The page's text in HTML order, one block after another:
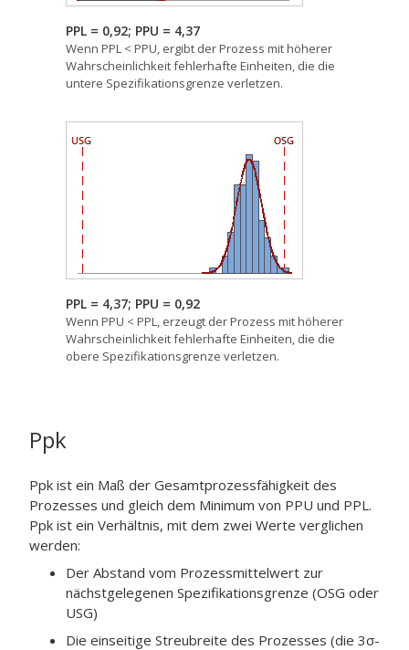
PPL = 0,92; PPU = 4,37
Wenn PPL < PPU, ergibt der Prozess mit höherer
Wahrscheinlichkeit fehlerhafte Einheiten, die die
untere Spezifikationsgrenze verletzen.
PPL = 4,37; PPU = 0,92
Wenn PPU < PPL, erzeugt der Prozess mit höherer
Wahrscheinlichkeit fehlerhafte Einheiten, die die
obere Spezifikationsgrenze verletzen.
Ppk
Ppk ist ein Maß der Gesamtprozessfähigkeit des
Prozesses und gleich dem Minimum von PPU und PPL.
Ppk ist ein Verhältnis, mit dem zwei Werte verglichen
werden:
Der Abstand vom Prozessmittelwert zur
nächstgelegenen Spezifikationsgrenze (OSG oder
USG)
Die einseitige Streubreite des Prozesses (die 3σ-